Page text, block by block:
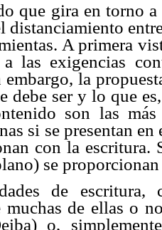
que gira en torno
distanciamiento
A primera
a las exigencias
embargo, la
debe ser y lo que
son las
si se presentan
con la escritura.
se
de escritura,
muchas de ellas o
o,